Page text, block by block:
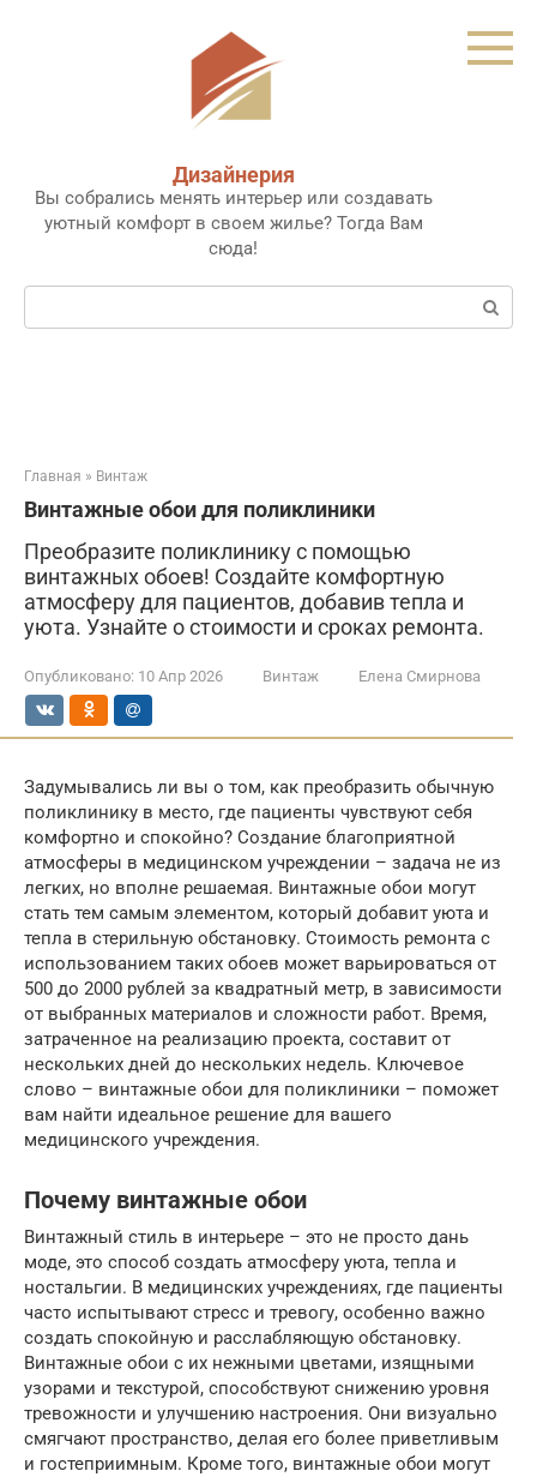
Дизайнерия
Вы собрались менять интерьер или создавать
уютный комфорт в своем жилье? Тогда Вам
сюда!
Поиск:
Главная » Винтаж
Винтажные обои для поликлиники
Преобразите поликлинику с помощью
винтажных обоев! Создайте комфортную
атмосферу для пациентов, добавив тепла и
уюта. Узнайте о стоимости и сроках ремонта.
Опубликовано: 10 Апр 2026 Винтаж Елена Смирнова
Задумывались ли вы о том, как преобразить обычную
поликлинику в место, где пациенты чувствуют себя
комфортно и спокойно? Создание благоприятной
атмосферы в медицинском учреждении – задача не из
легких, но вполне решаемая. Винтажные обои могут
стать тем самым элементом, который добавит уюта и
тепла в стерильную обстановку. Стоимость ремонта с
использованием таких обоев может варьироваться от
500 до 2000 рублей за квадратный метр, в зависимости
от выбранных материалов и сложности работ. Время,
затраченное на реализацию проекта, составит от
нескольких дней до нескольких недель. Ключевое
слово – винтажные обои для поликлиники – поможет
вам найти идеальное решение для вашего
медицинского учреждения.
Почему винтажные обои
Винтажный стиль в интерьере – это не просто дань
моде, это способ создать атмосферу уюта, тепла и
ностальгии. В медицинских учреждениях, где пациенты
часто испытывают стресс и тревогу, особенно важно
создать спокойную и расслабляющую обстановку.
Винтажные обои с их нежными цветами, изящными
узорами и текстурой, способствуют снижению уровня
тревожности и улучшению настроения. Они визуально
смягчают пространство, делая его более приветливым
и гостеприимным. Кроме того, винтажные обои могут